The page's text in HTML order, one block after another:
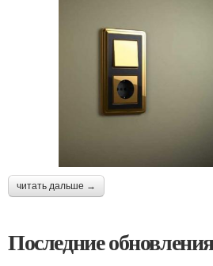
читать дальше →
Последние